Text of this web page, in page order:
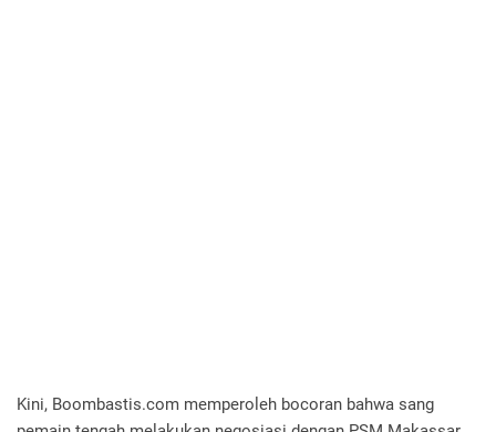
Kini, Boombastis.com memperoleh bocoran bahwa sang